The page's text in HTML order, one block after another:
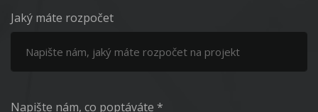
Jaký máte rozpočet
Napište nám, co poptáváte *